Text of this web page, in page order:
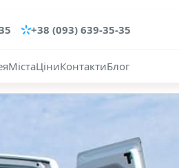
+38 (093) 639-35-35
МістаЦіниКонтактиБлог